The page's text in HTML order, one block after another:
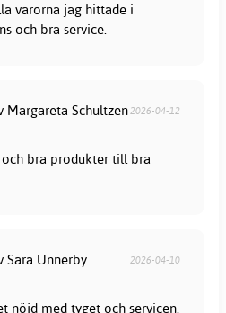
varorna jag hittade i
och bra service.
Margareta Schultzen2026-04-12
bra produkter till bra
Sara Unnerby 2026-04-10
nöjd med tyget och servicen.